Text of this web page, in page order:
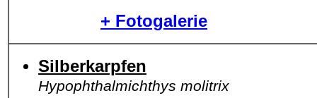
+ Fotogalerie
Silberkarpfen
Hypophthalmichthys molitrix